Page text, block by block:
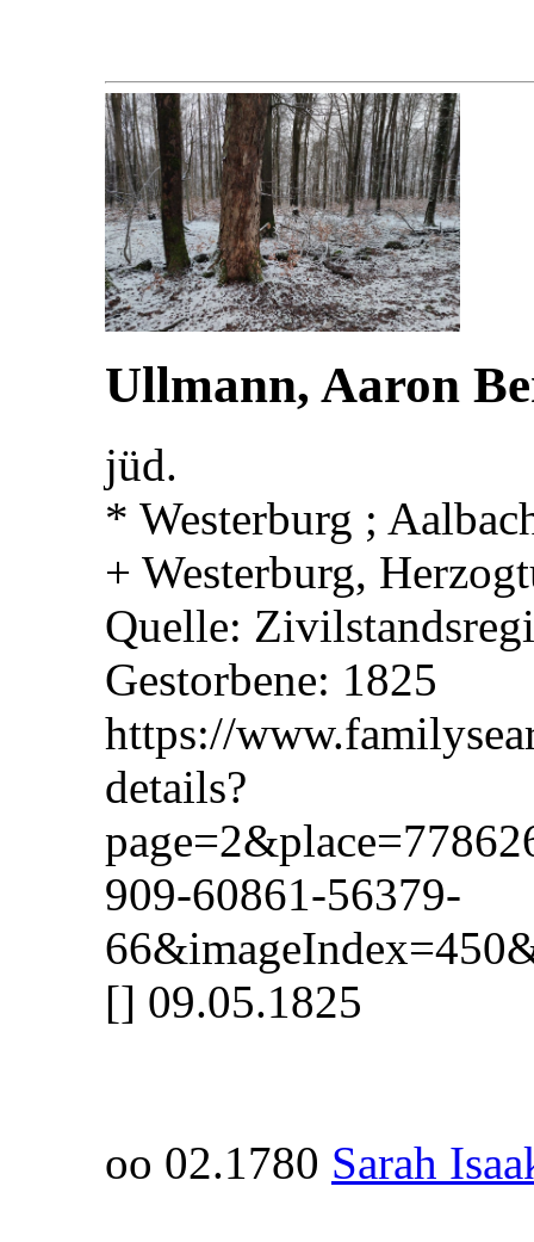
Ullmann, Aaron
jüd.
* Westerburg ;
+ Westerburg,
Quelle:
Gestorbene: 1825
https://
details?
909-60861-56379-
[] 09.05.1825
oo 02.1780 Sarah